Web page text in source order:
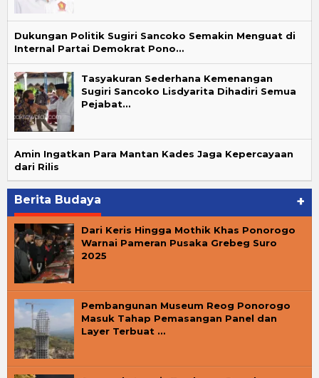
Dukungan Politik Sugiri Sancoko Semakin Menguat di
Internal Partai Demokrat Pono…
Tasyakuran Sederhana Kemenangan
Sugiri Sancoko Lisdyarita Dihadiri Semua
Pejabat…
Amin Ingatkan Para Mantan Kades Jaga Kepercayaan
dari Rilis
Berita Budaya +
Dari Keris Hingga Mothik Khas Ponorogo
Warnai Pameran Pusaka Grebeg Suro
2025
Pembangunan Museum Reog Ponorogo
Masuk Tahap Pemasangan Panel dan
Layer Terbuat …